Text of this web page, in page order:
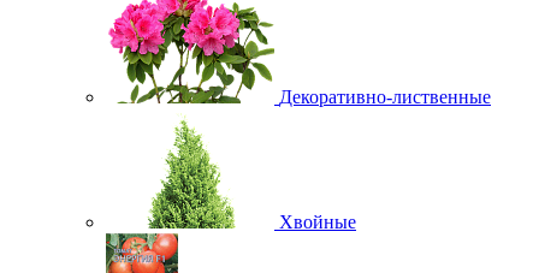
Декоративно-лиственные
Хвойные